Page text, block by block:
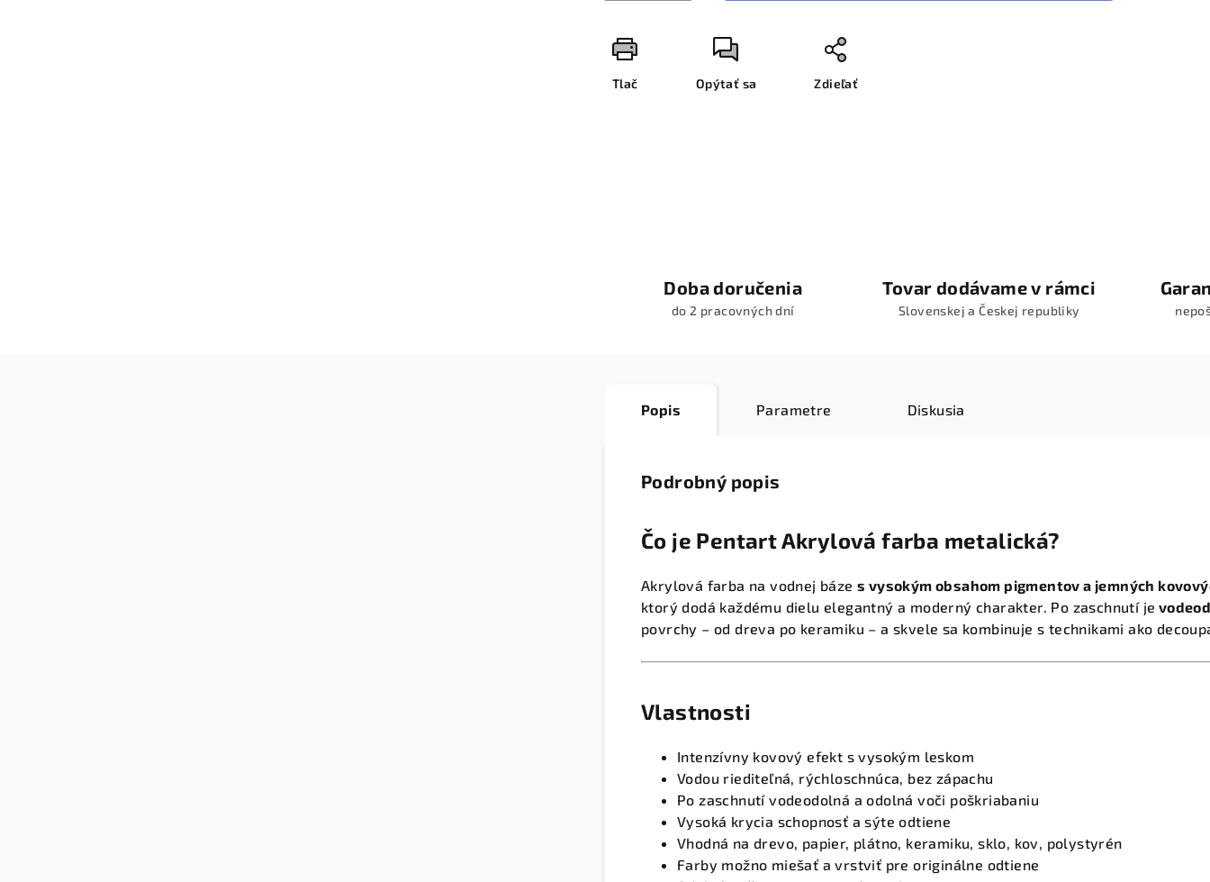
Tlač Opýtať sa Zdieľať
Doba doručenia
do 2 pracovných dní
Tovar dodávame v rámci
Slovenskej a Českej republiky
Popis Parametre Diskusia
Podrobný popis
Čo je Pentart Akrylová farba metalická?
Akrylová farba na vodnej báze s vysokým obsahom pigmentov a jemných
ktorý dodá každému dielu elegantný a moderný charakter. Po zaschnutí je
povrchy – od dreva po keramiku – a skvele sa kombinuje s technikami ako
Vlastnosti
Intenzívny kovový efekt s vysokým leskom
Vodou riediteľná, rýchloschnúca, bez zápachu
Po zaschnutí vodeodolná a odolná voči poškriabaniu
Vysoká krycia schopnosť a sýte odtiene
Vhodná na drevo, papier, plátno, keramiku, sklo, kov, polystyrén
Farby možno miešať a vrstviť pre originálne odtiene